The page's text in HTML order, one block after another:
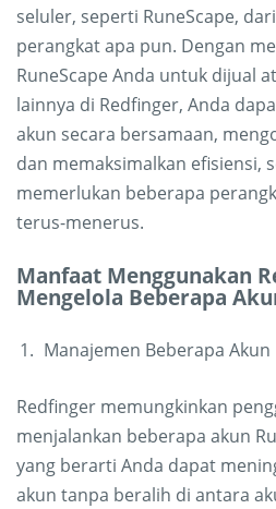
seluler, seperti RuneScape,
perangkat apa pun. Dengan
RuneScape Anda untuk dijual
lainnya di Redfinger, Anda
akun secara bersamaan,
dan memaksimalkan efisiensi,
memerlukan beberapa
terus-menerus.
Manfaat Menggunakan
Mengelola Beberapa
Manajemen Beberapa Akun
Redfinger memungkinkan
menjalankan beberapa akun
yang berarti Anda dapat
akun tanpa beralih di antara